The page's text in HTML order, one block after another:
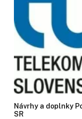
Návrhy a doplnky
SR